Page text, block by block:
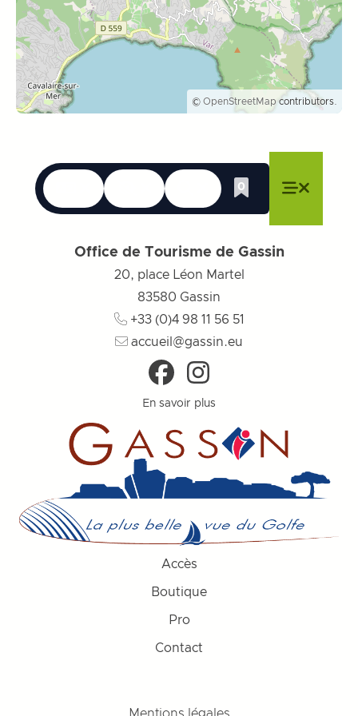
© OpenStreetMap contributors.
Langues
Fermer le menu
Accessibilité
Fermer le menu
Recherche
Fermer le menu
0
Liste de
Office de Tourisme de Gassin
20, place Léon Martel
83580 Gassin
+33 (0)4 98 11 56 51
accueil@gassin.eu
En savoir plus
Accès
Boutique
Pro
Contact
Mentions légales